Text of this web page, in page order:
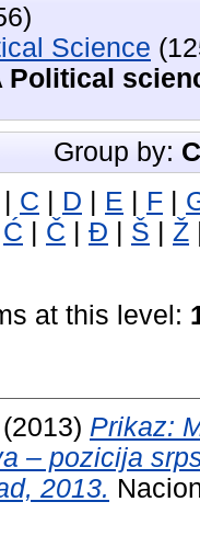
Science
Political
Group by:
| C | D | E | F |
Ć | Č | Đ | Š | Ž
at this level:
(2013) Prikaz:
– pozicija
2013.